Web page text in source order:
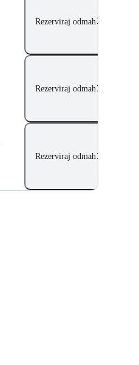
Rezerviraj odmah
Rezerviraj odmah
Rezerviraj odmah